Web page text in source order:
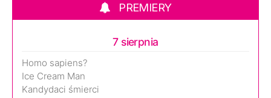
PREMIERY
7 sierpnia
Homo sapiens?
Ice Cream Man
Kandydaci śmierci